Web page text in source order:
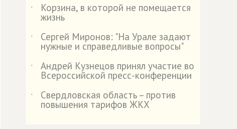
˙
Корзина, в которой не помещается
жизнь
˙
Сергей Миронов: "На Урале задают
нужные и справедливые вопросы"
˙
Андрей Кузнецов принял участие во
Всероссийской пресс-конференции
˙
Свердловская область – против
повышения тарифов ЖКХ